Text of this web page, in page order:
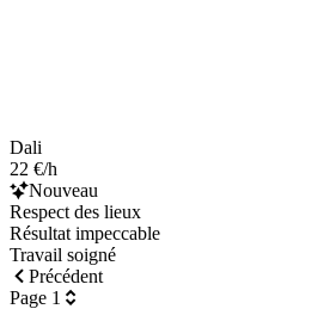
Dali
22 €/h
Nouveau
Respect des lieux
Résultat impeccable
Travail soigné
Précédent
Page 1